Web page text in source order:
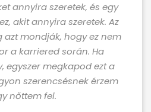
annyira szeretek, és egy
akit annyira szeretek. Az
mondják, hogy ez nem
a karriered során. Ha
egyszer megkapod ezt a
szerencsésnek érzem
nőttem fel.